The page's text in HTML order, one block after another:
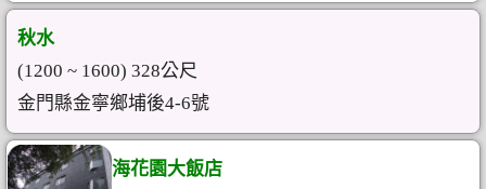
秋水
(1200 ~ 1600) 328公尺
金門縣金寧鄉埔後4-6號
海花園大飯店